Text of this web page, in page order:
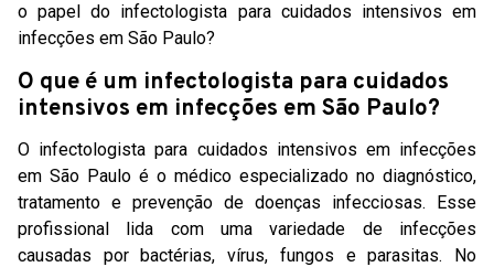
o papel do infectologista para cuidados intensivos em
infecções em São Paulo?
O que é um infectologista para cuidados
intensivos em infecções em São Paulo?
O infectologista para cuidados intensivos em infecções
em São Paulo é o médico especializado no diagnóstico,
tratamento e prevenção de doenças infecciosas. Esse
profissional lida com uma variedade de infecções
causadas por bactérias, vírus, fungos e parasitas. No